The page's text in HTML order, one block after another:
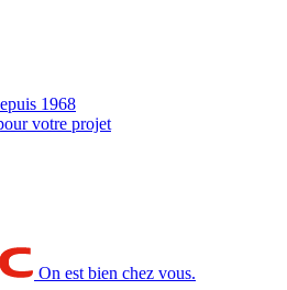
1968
votre projet
On est bien chez vous.